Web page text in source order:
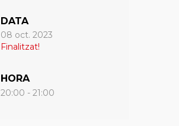
DATA
08 oct. 2023
Finalitzat!
HORA
20:00 - 21:00